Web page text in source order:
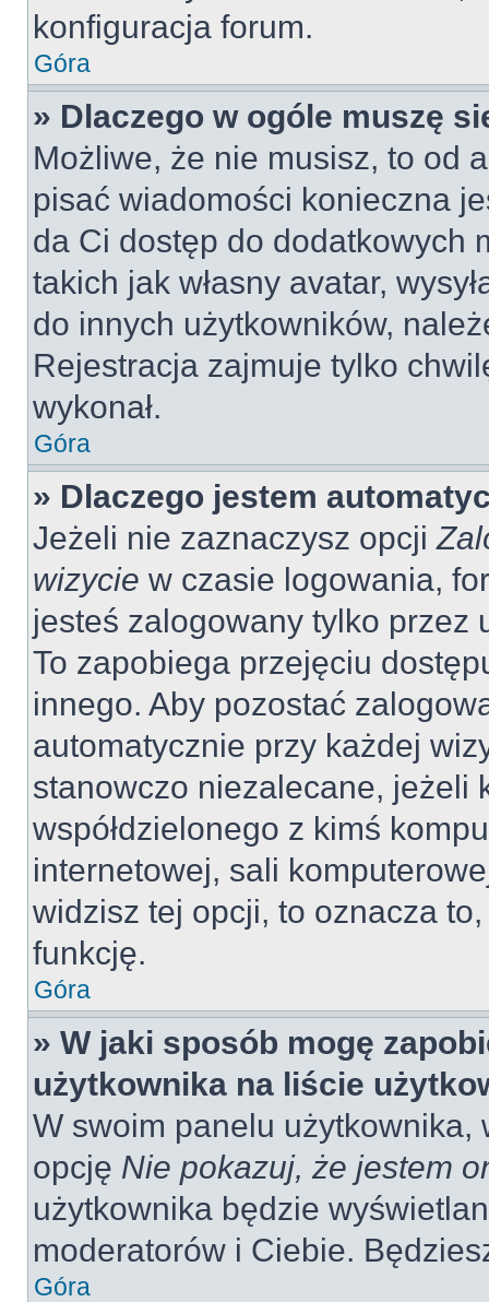
konfiguracja forum.
Góra
» Dlaczego w ogóle muszę
Możliwe, że nie musisz, to od
pisać wiadomości konieczna
da Ci dostęp do dodatkowych
takich jak własny avatar,
do innych użytkowników,
Rejestracja zajmuje tylko
wykonał.
Góra
» Dlaczego jestem
Jeżeli nie zaznaczysz opcji
wizycie w czasie logowania,
jesteś zalogowany tylko przez
To zapobiega przejęciu
innego. Aby pozostać
automatycznie przy każdej
stanowczo niezalecane, jeżeli
współdzielonego z kimś
internetowej, sali
widzisz tej opcji, to oznacza
funkcję.
Góra
» W jaki sposób mogę
użytkownika na liście
W swoim panelu użytkownika,
opcję Nie pokazuj, że jestem
użytkownika będzie
moderatorów i Ciebie.
Góra